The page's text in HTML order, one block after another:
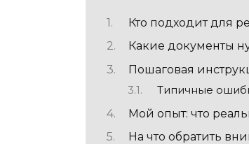
Кто подходит для
Какие документы
Пошаговая
Типичные
Мой опыт: что
На что обратить